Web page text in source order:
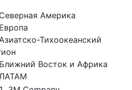
Северная Америка
Европа
Тихоокеанский
Ближний Восток и Африка